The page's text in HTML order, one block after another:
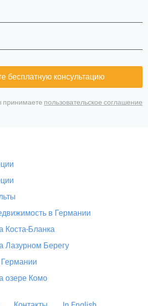
бесплатную консультацию
принимаете пользовательское соглашение
в Германии
Коста-Бланка
Лазурном Берегу
озере Комо